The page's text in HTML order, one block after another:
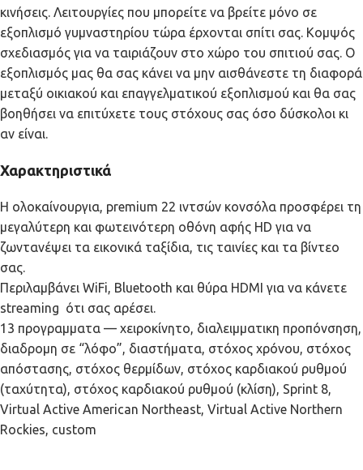
κινήσεις. Λειτουργίες που μπορείτε να βρείτε μόνο σε
εξοπλισμό γυμναστηρίου τώρα έρχονται σπίτι σας. Κομψός
σχεδιασμός για να ταιριάζουν στο χώρο του σπιτιού σας. Ο
εξοπλισμός μας θα σας κάνει να μην αισθάνεστε τη διαφορά
μεταξύ οικιακού και επαγγελματικού εξοπλισμού και θα σας
βοηθήσει να επιτύχετε τους στόχους σας όσο δύσκολοι κι
αν είναι.
Χαρακτηριστικά
Η ολοκαίνουργια, premium 22 ιντσών κονσόλα προσφέρει τη
μεγαλύτερη και φωτεινότερη οθόνη αφής HD για να
ζωντανέψει τα εικονικά ταξίδια, τις ταινίες και τα βίντεο
σας.
Περιλαμβάνει WiFi, Bluetooth και θύρα HDMI για να κάνετε
streaming ότι σας αρέσει.
13 προγραμματα — χειροκίνητο, διαλειμματικη προπόνσηση,
διαδρομη σε “λόφο”, διαστήματα, στόχος χρόνου, στόχος
απόστασης, στόχος θερμίδων, στόχος καρδιακού ρυθμού
(ταχύτητα), στόχος καρδιακού ρυθμού (κλίση), Sprint 8,
Virtual Active American Northeast, Virtual Active Northern
Rockies, custom